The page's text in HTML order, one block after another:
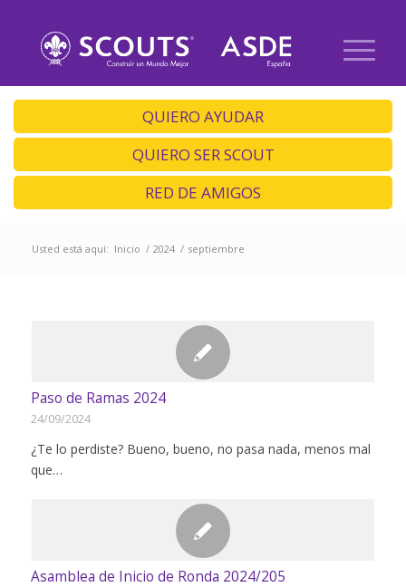
QUIERO AYUDAR
QUIERO SER SCOUT
RED DE AMIGOS
Usted está aquí: Inicio / 2024 / septiembre
Paso de Ramas 2024
24/09/2024
¿Te lo perdiste? Bueno, bueno, no pasa nada, menos mal
que…
Asamblea de Inicio de Ronda 2024/205